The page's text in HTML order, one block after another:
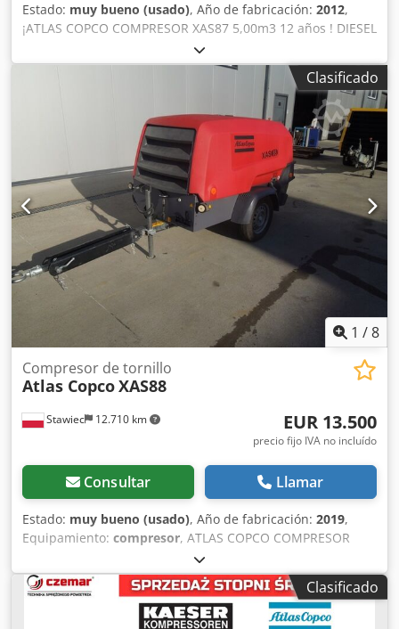
Estado: muy bueno (usado), Año de fabricación: 2012,
¡ATLAS COPCO COMPRESOR XAS87 5,00m3 12 años ! DIESEL
compresor ATLAS COPCO XAS87 máquina después del
servicio Datos técnicos: capacidad 5.00 m3/min; presión de
trabajo 7 Bar; año de producción 2012; motor; KUBOTA
¡¡¡kilometraje 1397h!!! compresor totalmente operativo,
listo para trabajar, damos una garantía Dsdpfx Astyk Taji
Rjck precio neto: 37800 zł precio bruto: 46494 zł A
continuación se muestra un enlace a un vídeo que
muestra cómo funciona la máquina
Clasificado
1 /8
Stawiec 12.710 km
Compresor de tornillo
Atlas CopcoXAS88
EUR 13.500
precio fijo IVA no incluído
Consultar Llamar
Estado: muy bueno (usado), Año de fabricación: 2019,
Equipamiento: compresor, ATLAS COPCO COMPRESOR
XAS88 5.2m3 2019 Compresor DIESEL ATLAS COPCO XAS 88
totalmente revisado. Datos técnicos: capacidad 5.20
m3/min; presión de trabajo 7 Bar; año de producción 2019;
Motor KUBOTA ¡¡¡kilometraje 1519h!!! compresor
Clasificado